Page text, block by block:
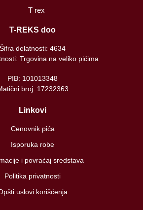
T-REKS doo
Šifra delatnosti: 4634
Trgovina na veliko pićima
PIB: 101013348
broj: 17232363
Linkovi
Cenovnik pića
Isporuka robe
i povraćaj sredstava
Politika privatnosti
uslovi korišćenja